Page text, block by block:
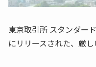
東京取引所 スタンダー
にリリースされた、厳